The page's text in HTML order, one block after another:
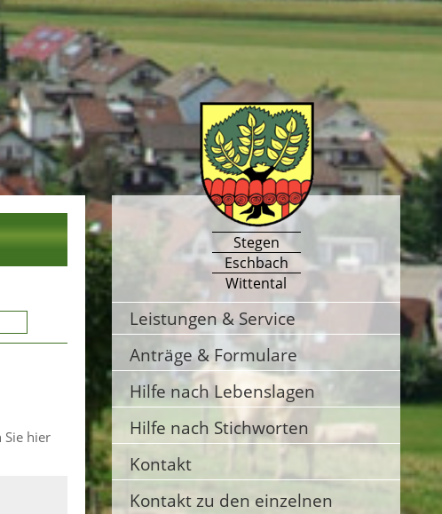
Sie hier
Stegen
Eschbach
Wittental
Leistungen & Service
Anträge & Formulare
Hilfe nach Lebenslagen
Hilfe nach Stichworten
Kontakt
Kontakt zu den einzelnen